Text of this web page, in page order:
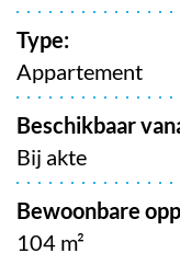
Type:
Appartement
Beschikbaar
Bij akte
Bewoonbare
104 m²